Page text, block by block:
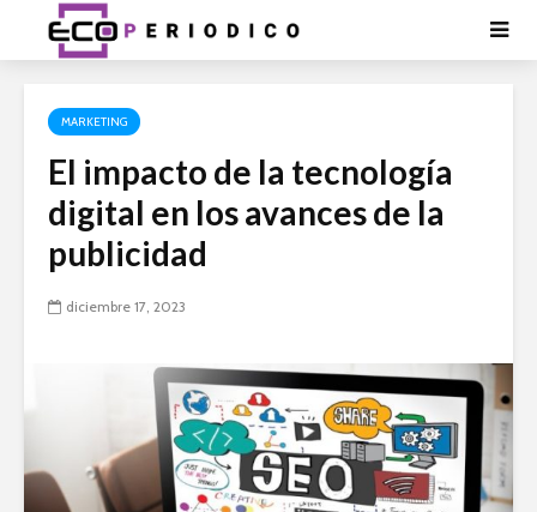
MARKETING
El impacto de la tecnología
digital en los avances de la
publicidad
diciembre 17, 2023